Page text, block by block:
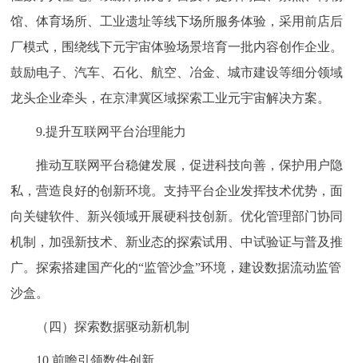
馆、体育场所、工业遗址等线下场所服务体验，采用前店后
厂模式，围绕线下元宇宙体验场景培育一批内容创作企业。
鼓励电子、汽车、石化、航空、冶金、城市建设等细分领域
龙头企业牵头，在京津冀区域探索工业元宇宙解决方案。
9.提升互联网平台治理能力
推动互联网平台稳健发展，促进科技向善，保护用户隐
私，营造良好的创新环境。支持平台企业发挥技术优势，面
向关键软件、新兴领域开展硬科技创新。优化管理部门协同
机制，加强新技术、新业态的探索试用、中试验证与普及推
广。探索搭建国产化的“监管沙盒”环境，建设数据流动监管
沙盒。
（四）探索数据驱动新机制
10.前瞻引领数件创新